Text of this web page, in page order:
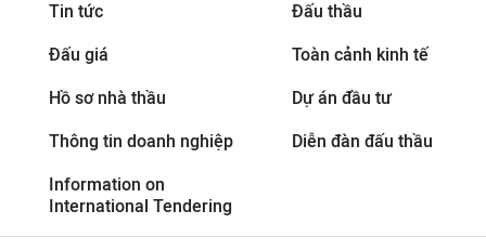
Tin tức Đấu thầu
Đấu giá Toàn cảnh kinh tế
Hồ sơ nhà thầu Dự án đầu tư
Thông tin doanh nghiệp Diễn đàn đấu thầu
Information on
International Tendering